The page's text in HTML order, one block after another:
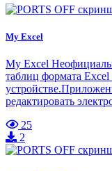
My Excel
My Excel
таблиц формата
редактировать
25
2